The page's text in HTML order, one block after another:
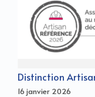
Distinction
16 janvier 2026